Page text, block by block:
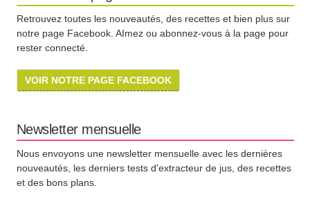
Retrouvez toutes les nouveautés, des recettes et bien plus sur
notre page Facebook. AImez ou abonnez-vous à la page pour
rester connecté.
VOIR NOTRE PAGE FACEBOOK
Newsletter mensuelle
Nous envoyons une newsletter mensuelle avec les dernières
nouveautés, les derniers tests d'extracteur de jus, des recettes
et des bons plans.